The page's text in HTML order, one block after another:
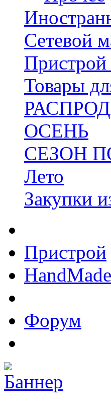
Сетевой
Пристрой
Товары
ОСЕНЬ
СЕЗОН
Лето
Закупки
Пристрой
Форум